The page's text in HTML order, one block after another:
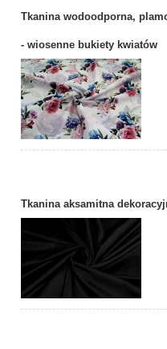
Tkanina wodoodporna,
- wiosenne bukiety kwiatów
Tkanina aksamitna